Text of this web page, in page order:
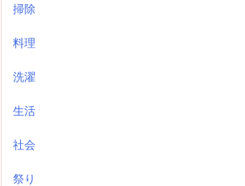
掃除
料理
洗濯
生活
社会
祭り